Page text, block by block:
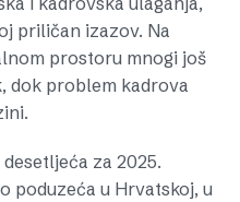
priličan izazov. Na
prostoru mnogi još
dok problem kadrova
za 2025.
poduzeća u Hrvatskoj, u